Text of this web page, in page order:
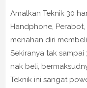
Amalkan Teknik 30
Handphone,
menahan diri
Sekiranya tak
nak beli,
Teknik ini sangat